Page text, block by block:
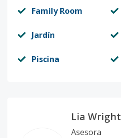
Family Room
Jardín
Piscina
Lia Wright
Asesora